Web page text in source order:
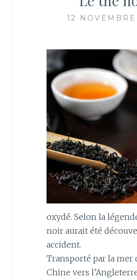
12
oxydé. Selon la
noir aurait été
accident.
Transporté par la mer
Chine vers